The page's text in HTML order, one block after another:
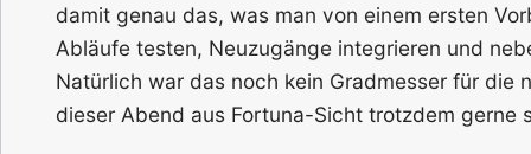
damit genau das, was man von einem ersten
Abläufe testen, Neuzugänge integrieren und
Natürlich war das noch kein Gradmesser für
dieser Abend aus Fortuna-Sicht trotzdem gerne